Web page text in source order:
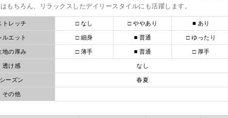
もちろん、リラックスしたデイリースタイルにも活躍します。
トレッチ □ なし □ ややあり ■ あり
ルエット □ 細身 ■ 普通 □ ゆったり
地の厚み □ 薄手 ■ 普通 □ 厚手
透け感 なし
シーズン 春夏
その他